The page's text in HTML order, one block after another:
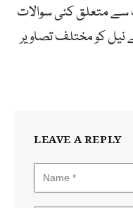
متعلق کئی سوالات
نیل کو مختلف تصاویر
LEAVE A REPLY